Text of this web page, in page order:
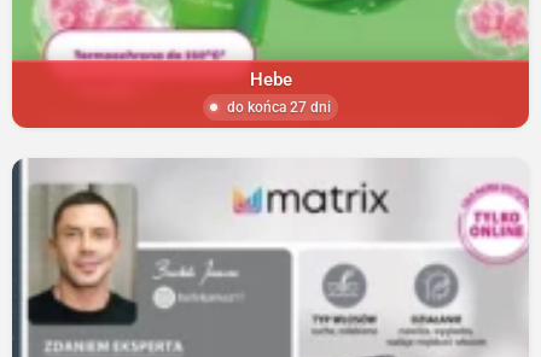
Hebe
do końca 27 dni